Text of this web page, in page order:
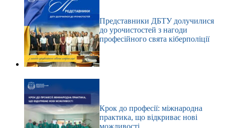
Представники ДБТУ долучилися
до урочистостей з нагоди
професійного свята кіберполіції
Крок до професії: міжнародна
практика, що відкриває нові
можливості